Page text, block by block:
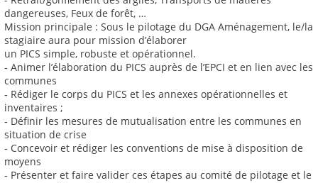
dangereuses, Feux de forêt, …
Mission principale : Sous le pilotage du DGA Aménagement, le/la
stagiaire aura pour mission d’élaborer
un PICS simple, robuste et opérationnel.
‐ Animer l’élaboration du PICS auprès de l’EPCI et en lien avec les
communes
‐ Rédiger le corps du PICS et les annexes opérationnelles et
inventaires ;
‐ Définir les mesures de mutualisation entre les communes en
situation de crise
‐ Concevoir et rédiger les conventions de mise à disposition de
moyens
‐ Présenter et faire valider ces étapes au comité de pilotage et le